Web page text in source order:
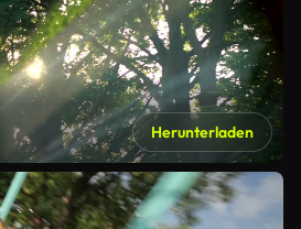
Herunterladen